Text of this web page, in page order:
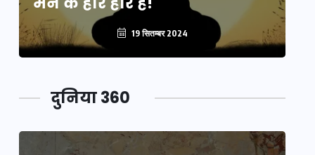
19 सितम्बर 2024
दुनिया 360